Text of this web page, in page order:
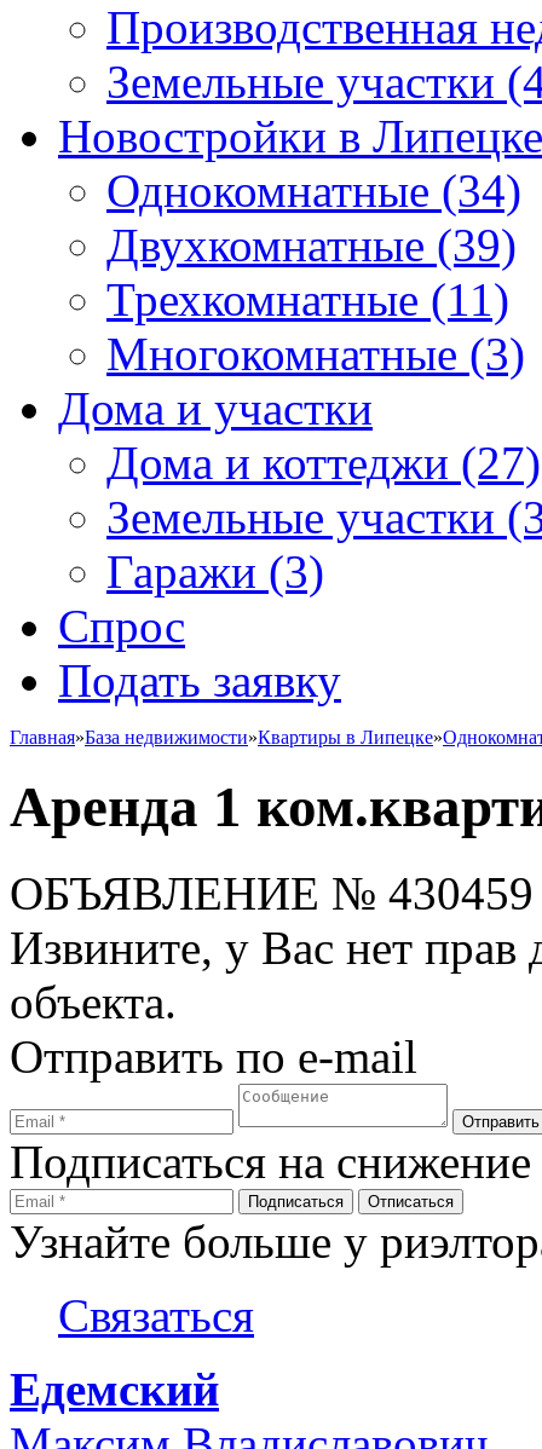
Производственная
Земельные участки
Новостройки в Липецке
Однокомнатные (34)
Двухкомнатные (39)
Трехкомнатные (11)
Многокомнатные (3)
Дома и участки
Дома и коттеджи (27)
Земельные участки
Гаражи (3)
Спрос
Подать заявку
Главная»База недвижимости»Квартиры в Липецке»
Аренда 1
ОБЪЯВЛЕНИЕ № 430459
Извините, у Вас нет прав
объекта.
Отправить по e-mail
Подписаться на
Узнайте больше у
Связаться
Едемский